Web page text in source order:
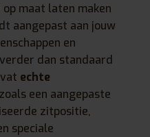
maat laten maken
aangepast aan jouw
en
dan standaard
echte
zoals een aangepaste
zitpositie,
speciale